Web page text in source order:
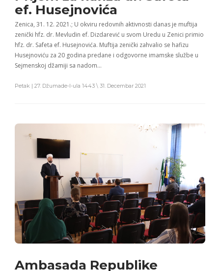
ef. Husejnovića
Zenica, 31. 12. 2021.; U okviru redovnih aktivnosti danas je muftija
zenički hfz. dr. Mevludin ef. Dizdarević u svom Uredu u Zenici primio
hfz. dr. Safeta ef. Husejnovića. Muftija zenički zahvalio se hafizu
Husejnoviću za 20 godina predane i odgovorne imamske službe u
Sejmenskoj džamiji sa nadom…
Petak | 27. Džumade-l-ula 1443 \ 31. Decembar 2021
Ambasada Republike